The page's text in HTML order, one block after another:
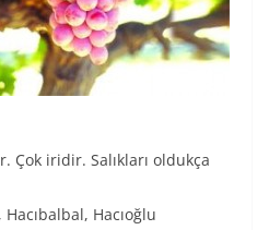
Çok iridir. Salıkları oldukça
Hacıoğlu